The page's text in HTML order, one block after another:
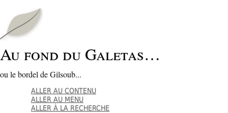
Au fond du Galetas…
ou le bordel de Gilsoub...
ALLER AU CONTENU
ALLER AU MENU
ALLER À LA RECHERCHE